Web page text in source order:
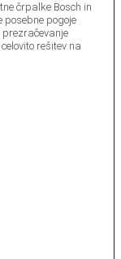
črpalke Bosch in
pogoje
prezračevanje
rešitev na